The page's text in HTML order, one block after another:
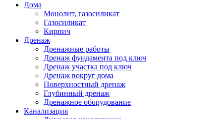
Дома
Монолит, газосиликат
Газосиликат
Кирпич
Дренаж
Дренажные работы
Дренаж фундамента под ключ
Дренаж участка под ключ
Дренаж вокруг дома
Поверхностный дренаж
Глубинный дренаж
Дренажное оборудование
Канализация